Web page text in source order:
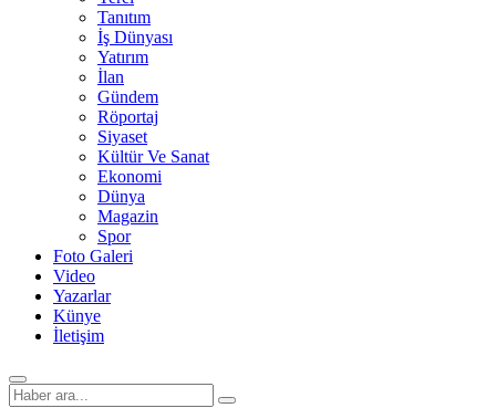
Tanıtım
İş Dünyası
Yatırım
İlan
Gündem
Röportaj
Siyaset
Kültür Ve Sanat
Ekonomi
Dünya
Magazin
Spor
Foto Galeri
Video
Yazarlar
Künye
İletişim